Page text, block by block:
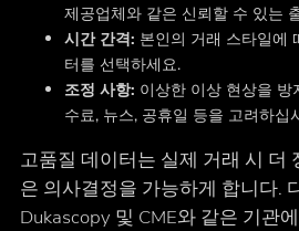
제공업체와 같은 신뢰할 수 있는
시간 간격: 본인의 거래 스타일에
터를 선택하세요.
조정 사항: 이상한 이상 현상을
수료, 뉴스, 공휴일 등을 고려하십
고품질 데이터는 실제 거래 시 더
은 의사결정을 가능하게 합니다.
Dukascopy 및 CME와 같은 기관